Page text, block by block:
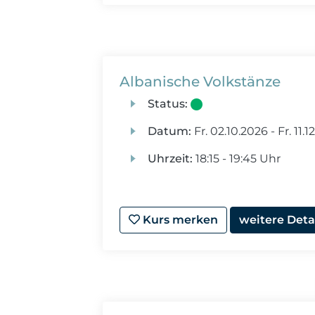
Albanische Volkstänze
Status:
Datum: Fr.02.10.2026 - Fr.
Uhrzeit: 18:15 - 19:45 Uhr
Kurs merken weitere